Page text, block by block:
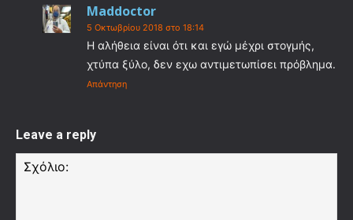
Maddoctor
5 Οκτωβρίου 2018 στο 18:14
Η αλήθεια είναι ότι και εγώ μέχρι στογμής,
χτύπα ξύλο, δεν εχω αντιμετωπίσει πρόβλημα.
Απάντηση
Leave a reply